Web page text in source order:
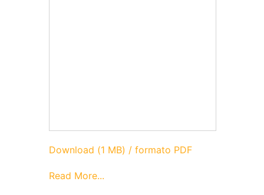
Download (1 MB) / formato PDF
Read More...